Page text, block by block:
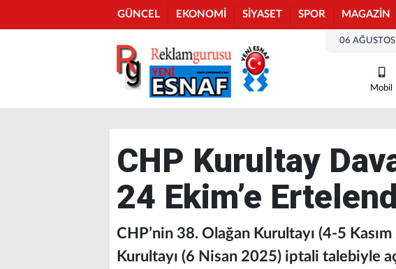
GÜNCEL EKONOMİ SİYASET SPOR MAGAZİN
06
Mobil
CHP Kurultay
24 Ekim’e
CHP’nin 38. Olağan Kurultayı (4-5
Kurultayı (6 Nisan 2025) iptali talebiyle